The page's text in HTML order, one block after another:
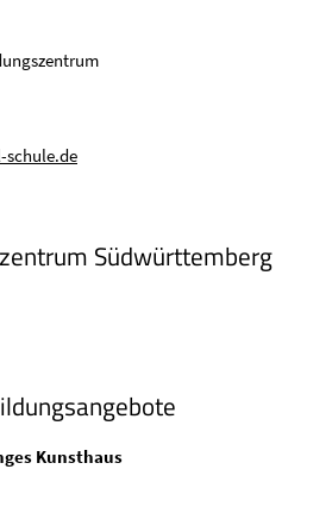
schule.de
Südwürttemberg
Kunsthaus